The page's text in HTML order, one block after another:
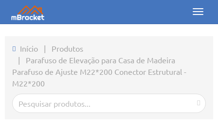
Toggle
Produtos
Notícias
Fotos
Início | Produtos
| Parafuso de Elevação para Casa de Madeira
Parafuso de Ajuste M22*200 Conector Estrutural -
M22*200